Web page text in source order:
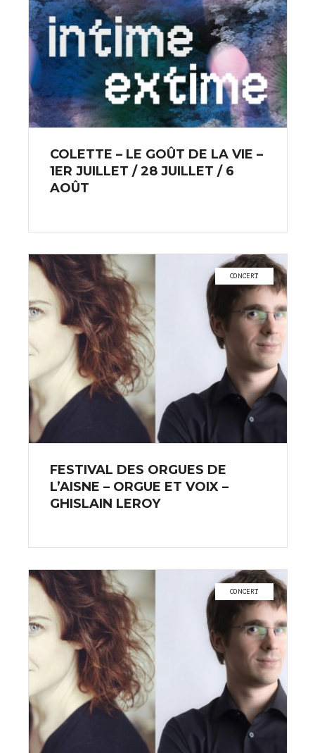
COLETTE – LE GOÛT DE LA VIE –
1ER JUILLET / 28 JUILLET / 6
AOÛT
CONCERT
FESTIVAL DES ORGUES DE
L’AISNE – ORGUE ET VOIX –
GHISLAIN LEROY
CONCERT